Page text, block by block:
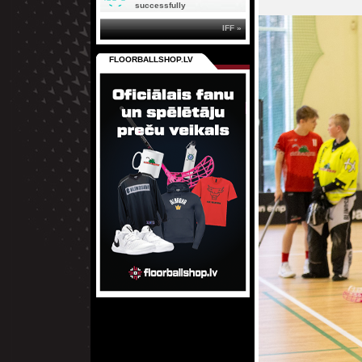
successfully
IFF »
FLOORBALLSHOP.LV